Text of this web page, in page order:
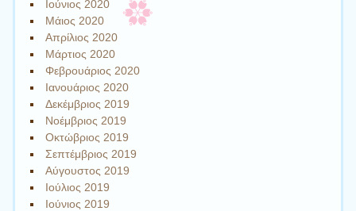
Ιούνιος 2020
Μάιος 2020
Απρίλιος 2020
Μάρτιος 2020
Φεβρουάριος 2020
Ιανουάριος 2020
Δεκέμβριος 2019
Νοέμβριος 2019
Οκτώβριος 2019
Σεπτέμβριος 2019
Αύγουστος 2019
Ιούλιος 2019
Ιούνιος 2019